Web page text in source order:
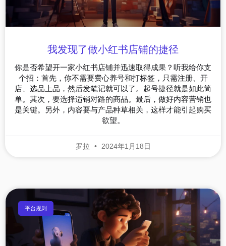
我发现了做小红书店铺的捷径
你是否希望开一家小红书店铺并迅速取得成果？听我给你支
个招：首先，你不需要费心养号和打标签，只需注册、开
店、选品上品，然后发笔记就可以了。起号捷径就是如此简
单。其次，要选择适销对路的商品。最后，做好内容营销也
是关键。另外，内容要与产品种草相关，这样才能引起购买
欲望。
罗拉 2024年1月18日
平台规则